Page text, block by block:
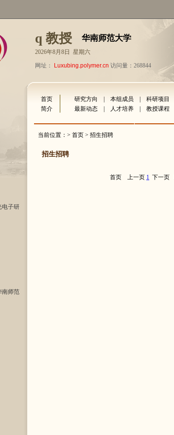
q 教授 华南师范大学
2026年8月8日 星期六
网址：
Luxubing.polymer.cn 访问量：268844
电子研
南师范
首页 研究方向 本组成员 科研项目
简介
最新动态 人才培养 教授课程
当前位置：> 首页 > 招生招聘
招生招聘
首页 上一页 1 下一页